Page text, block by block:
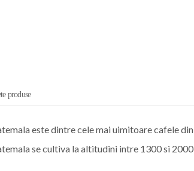
produse
este dintre cele mai uimitoare cafele
se cultiva la altitudini intre 1300 si